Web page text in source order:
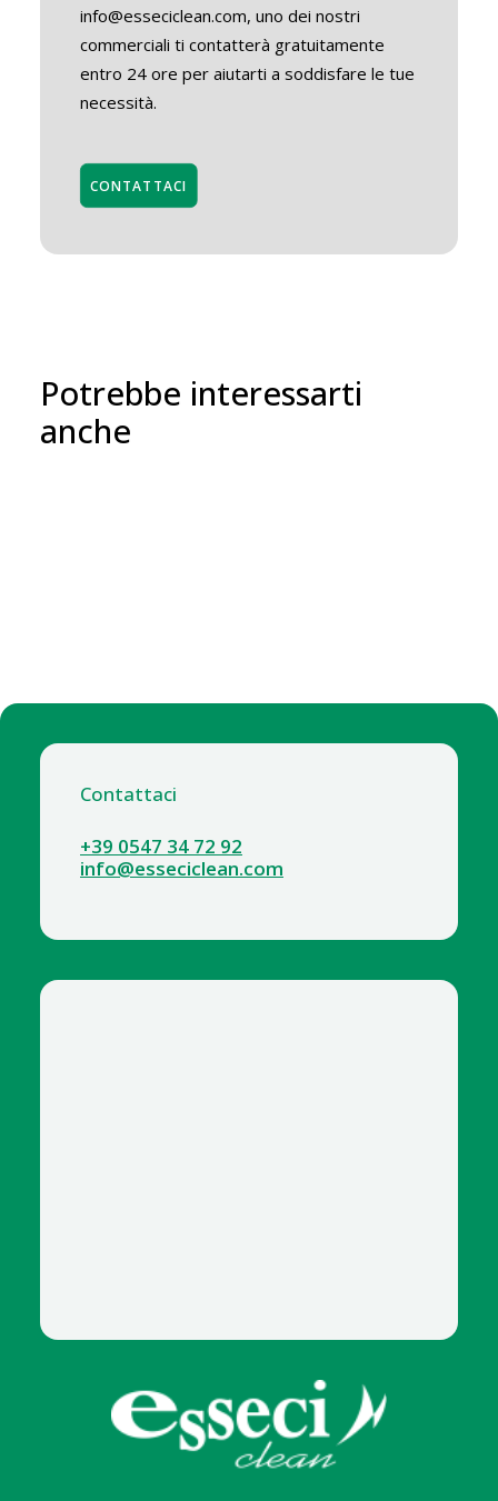
info@esseciclean.com, uno dei nostri
commerciali ti contatterà gratuitamente
entro 24 ore per aiutarti a soddisfare le tue
necessità.
CONTATTACI
Potrebbe interessarti
anche
Contattaci
+39 0547 34 72 92
info@esseciclean.com